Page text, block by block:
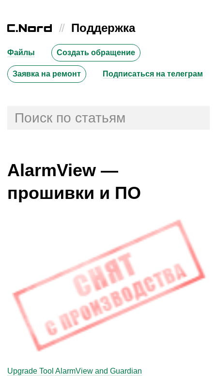
// Поддержка
Файлы Создать обращение
Заявка на ремонт Подписаться на телеграм
AlarmView —
прошивки и ПО
Upgrade Tool AlarmView and Guardian